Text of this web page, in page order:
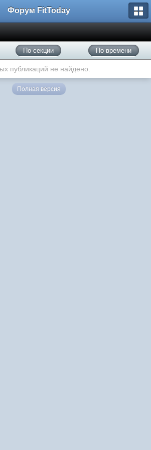
Форум FitToday
По секции По времени
публикаций не найдено.
Полная версия